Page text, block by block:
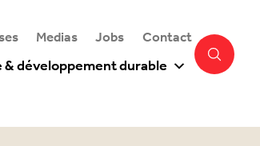
Medias Jobs Contact
développement durable